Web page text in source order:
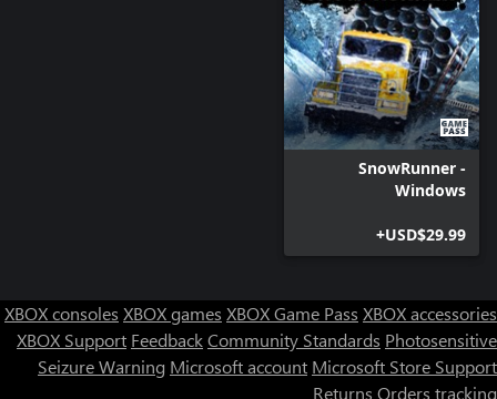
SnowRunner -
Windows
USD$29.99+
XBOX consoles XBOX games XBOX Game Pass XBOX accessories
XBOX Support FeedbackCommunity Standards Photosensitive
Seizure Warning Microsoft account Microsoft Store Support
Returns Orders tracking